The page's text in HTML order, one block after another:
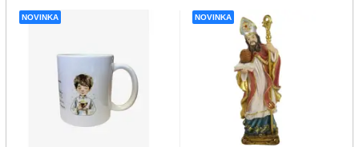
NOVINKA NOVINKA